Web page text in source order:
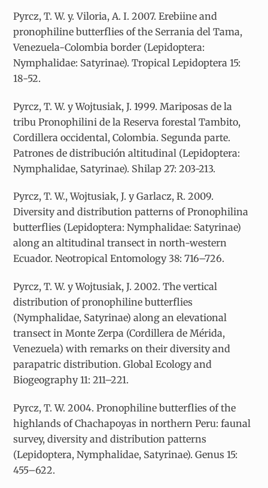
Pyrcz, T. W. y. Viloria, A. I. 2007. Erebiine and
pronophiline butterflies of the Serrania del Tama,
Venezuela-Colombia border (Lepidoptera:
Nymphalidae: Satyrinae). Tropical Lepidoptera 15:
18-52.
Pyrcz, T. W. y Wojtusiak, J. 1999. Mariposas de la
tribu Pronophilini de la Reserva forestal Tambito,
Cordillera occidental, Colombia. Segunda parte.
Patrones de distribución altitudinal (Lepidoptera:
Nymphalidae, Satyrinae). Shilap 27: 203-213.
Pyrcz, T. W., Wojtusiak, J. y Garlacz, R. 2009.
Diversity and distribution patterns of Pronophilina
butterflies (Lepidoptera: Nymphalidae: Satyrinae)
along an altitudinal transect in north-western
Ecuador. Neotropical Entomology 38: 716–726.
Pyrcz, T. W. y Wojtusiak, J. 2002. The vertical
distribution of pronophiline butterflies
(Nymphalidae, Satyrinae) along an elevational
transect in Monte Zerpa (Cordillera de Mérida,
Venezuela) with remarks on their diversity and
parapatric distribution. Global Ecology and
Biogeography 11: 211–221.
Pyrcz, T. W. 2004. Pronophiline butterflies of the
highlands of Chachapoyas in northern Peru: faunal
survey, diversity and distribution patterns
(Lepidoptera, Nymphalidae, Satyrinae). Genus 15:
455–622.